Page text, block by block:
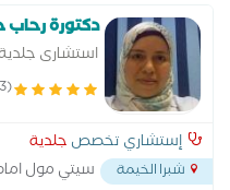
دكتورة
استشارى
التخصصى
(3 تقييم)
إستشاري تخصص جلدية
شبرا الخيمة سيتي مول